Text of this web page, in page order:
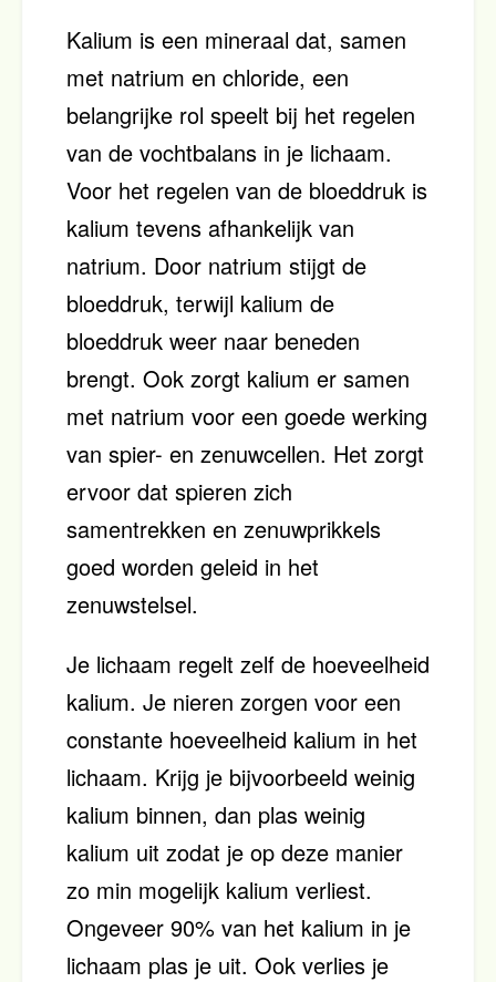
Kalium is een mineraal dat, samen
met natrium en chloride, een
belangrijke rol speelt bij het regelen
van de vochtbalans in je lichaam.
Voor het regelen van de bloeddruk is
kalium tevens afhankelijk van
natrium. Door natrium stijgt de
bloeddruk, terwijl kalium de
bloeddruk weer naar beneden
brengt. Ook zorgt kalium er samen
met natrium voor een goede werking
van spier- en zenuwcellen. Het zorgt
ervoor dat spieren zich
samentrekken en zenuwprikkels
goed worden geleid in het
zenuwstelsel.
Je lichaam regelt zelf de hoeveelheid
kalium. Je nieren zorgen voor een
constante hoeveelheid kalium in het
lichaam. Krijg je bijvoorbeeld weinig
kalium binnen, dan plas weinig
kalium uit zodat je op deze manier
zo min mogelijk kalium verliest.
Ongeveer 90% van het kalium in je
lichaam plas je uit. Ook verlies je